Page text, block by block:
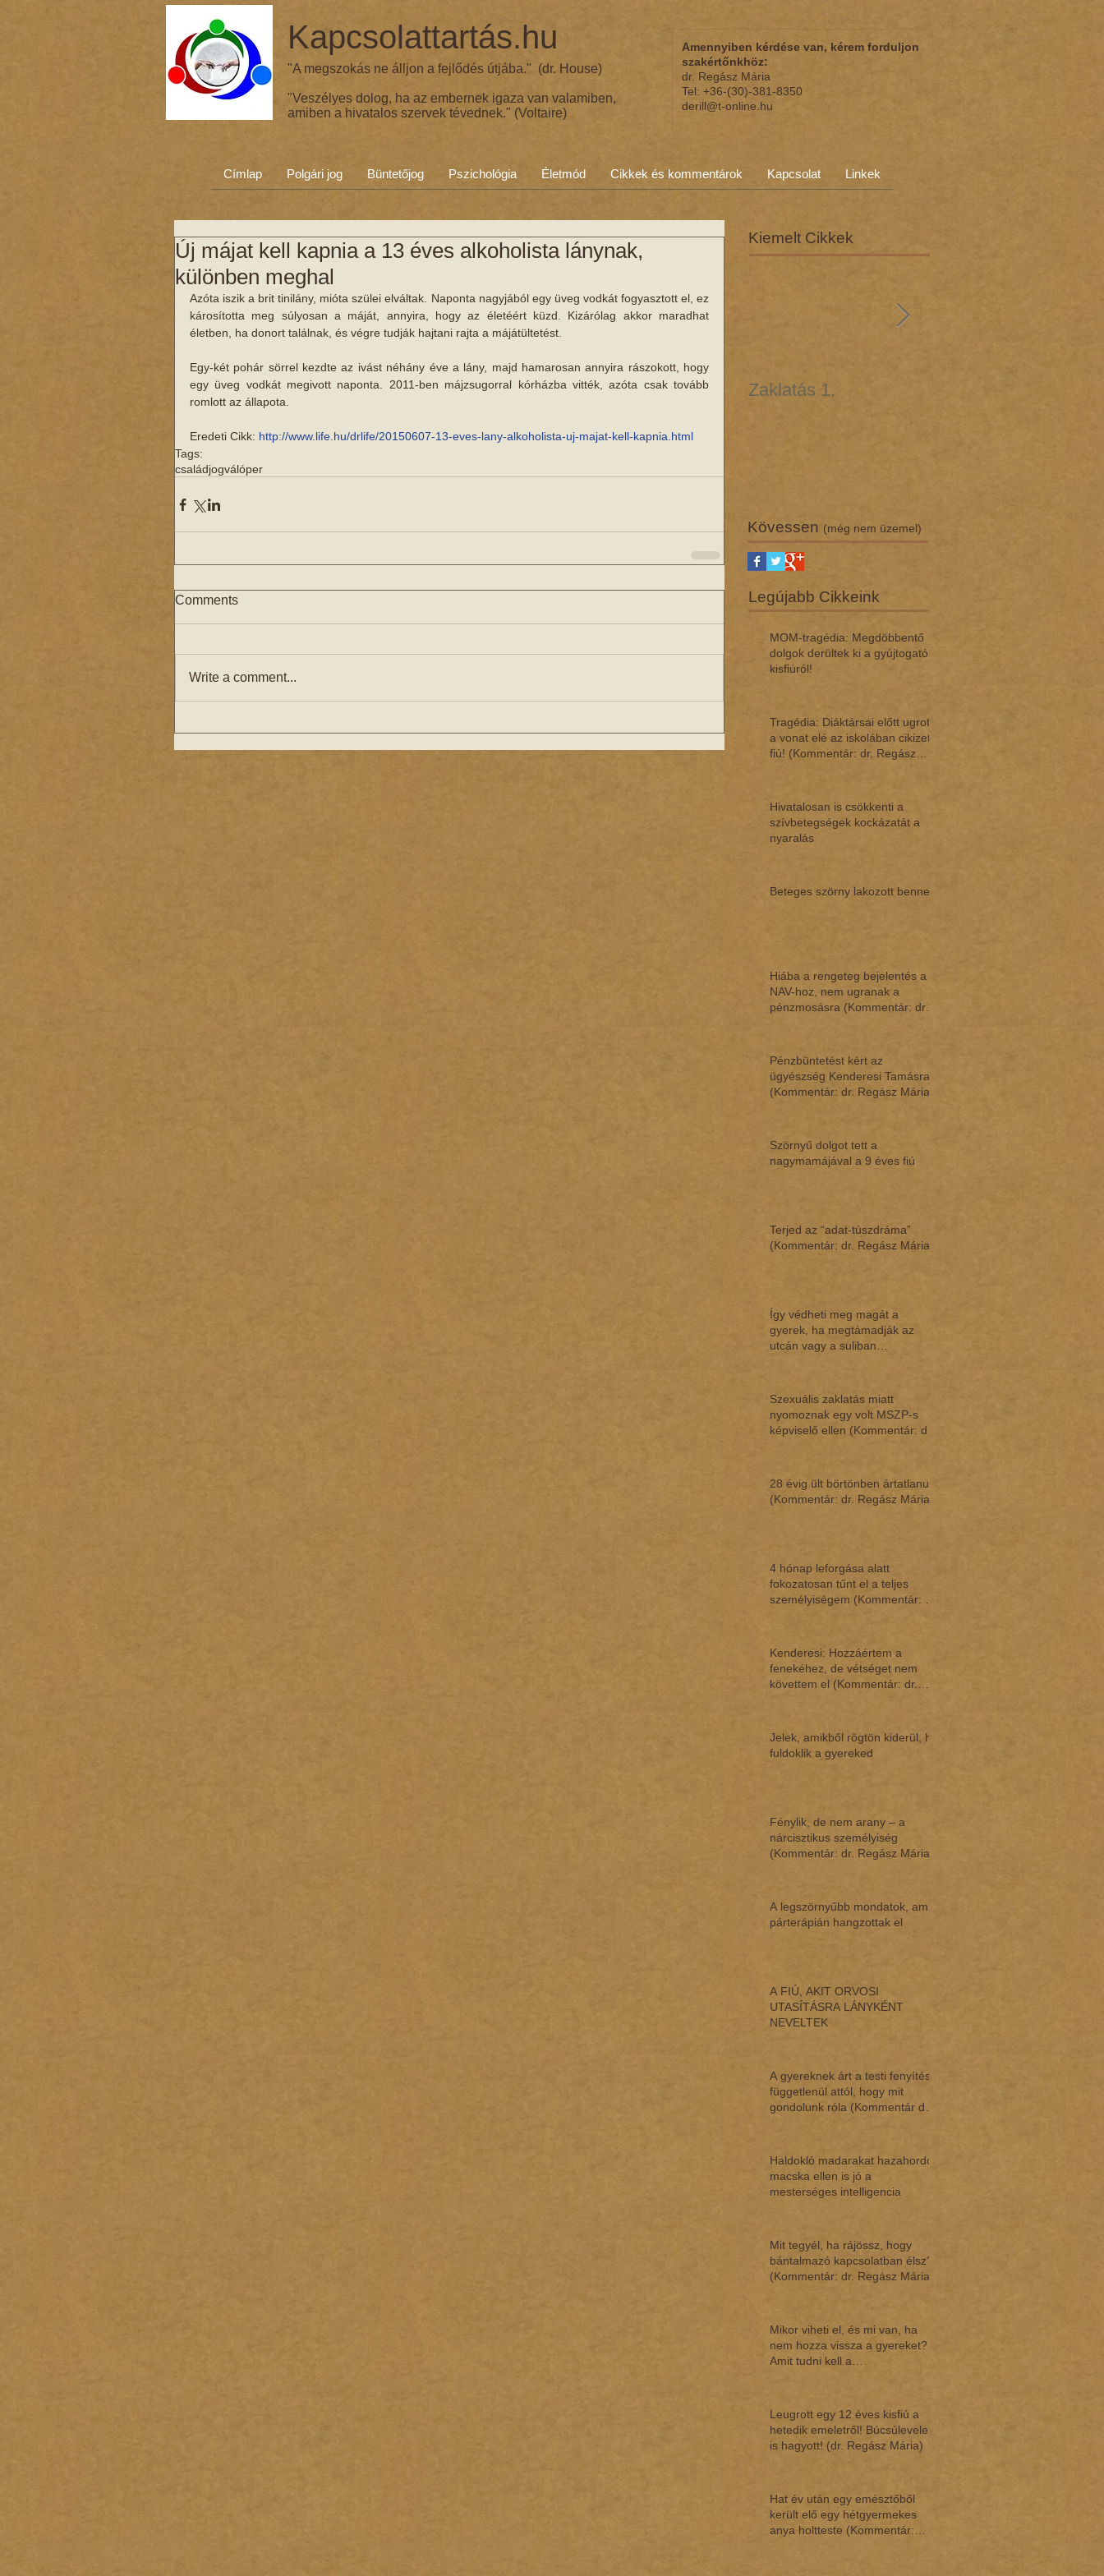
Kapcsolattartás.hu
"A megszokás ne álljon a fejlődés útjába." (dr. House)
"Veszélyes dolog, ha az embernek igaza van valamiben,
amiben a hivatalos szervek tévednek." (Voltaire)
Amennyiben kérdése van, kérem forduljon
szakértőnkhöz:
dr. Regász Mária
Tel: +36-(30)-381-8350
derill@t-online.hu
Címlap Polgári jog Büntetőjog Pszichológia Életmód Cikkek és kommentárok Kapcsolat Linkek
Új májat kell kapnia a 13 éves alkoholista lánynak,
különben meghal
Azóta iszik a brit tinilány, mióta szülei elváltak. Naponta nagyjából egy üveg vodkát fogyasztott el, ez
károsította meg súlyosan a máját, annyira, hogy az életéért küzd. Kizárólag akkor maradhat
életben, ha donort találnak, és végre tudják hajtani rajta a májátültetést.
Egy-két pohár sörrel kezdte az ivást néhány éve a lány, majd hamarosan annyira rászokott, hogy
egy üveg vodkát megivott naponta. 2011-ben májzsugorral kórházba vitték, azóta csak tovább
romlott az állapota.
Eredeti Cikk: http://www.life.hu/drlife/20150607-13-eves-lany-alkoholista-uj-majat-kell-kapnia.html
Tags:
családjogválóper
Comments
Write a comment...
Kiemelt Cikkek
Zaklatás 1.
Kövessen (még nem üzemel)
Legújabb Cikkeink
MOM-tragédia: Megdöbbentő
dol­gok de­rül­tek ki a gyúj­to­gató
kisfi­ú­ról!
Tragédia: Diáktársai előtt ugrott
a vonat elé az iskolában cikizett
fiú! (Kommentár: dr. Regász
Hivatalosan is csökkenti a
szívbetegségek kockázatát a
nyaralás
Beteges szörny lakozott benne
Hiába a rengeteg bejelentés a
NAV-hoz, nem ugranak a
pénzmosásra (Kommentár: dr.
Pénzbüntetést kért az
ügyészség Kenderesi Tamásra
(Kommentár: dr. Regász Mária)
Szörnyű dolgot tett a
nagymamájával a 9 éves fiú
Terjed az “adat-túszdráma”
(Kommentár: dr. Regász Mária)
Így védheti meg magát a
gyerek, ha megtámadják az
utcán vagy a suliban
Szexuális zaklatás miatt
nyomoznak egy volt MSZP-s
képviselő ellen (Kommentár: dr.
28 évig ült börtönben ártatlanul
(Kommentár: dr. Regász Mária)
4 hónap leforgása alatt
fokozatosan tűnt el a teljes
személyiségem (Kommentár: dr.
Kenderesi: Hozzáértem a
fenekéhez, de vétséget nem
követtem el (Kommentár: dr.
Jelek, amikből rögtön kiderül, ha
fuldoklik a gyereked
Fénylik, de nem arany – a
nárcisztikus személyiség
(Kommentár: dr. Regász Mária)
A legszörnyűbb mondatok, amik
párterápián hangzottak el
A FIÚ, AKIT ORVOSI
UTASÍTÁSRA LÁNYKÉNT
NEVELTEK
A gyereknek árt a testi fenyítés,
függetlenül attól, hogy mit
gondolunk róla (Kommentár dr.
Haldokló madarakat hazahordó
macska ellen is jó a
mesterséges intelligencia
Mit tegyél, ha rájössz, hogy
bántalmazó kapcsolatban élsz?
(Kommentár: dr. Regász Mária)
Mikor viheti el, és mi van, ha
nem hozza vissza a gyereket?
Amit tudni kell a
Leugrott egy 12 éves kisfiú a
hetedik emeletről! Búcsúlevelet
is hagyott! (dr. Regász Mária)
Hat év után egy emésztőből
került elő egy hétgyermekes
anya holtteste (Kommentár: